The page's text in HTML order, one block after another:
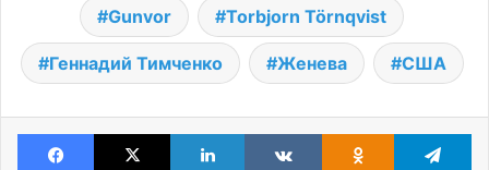
Gunvor Torbjorn Törnqvist
Геннадий Тимченко Женева США
Facebook X LinkedIn VKontakteOdnoklassniki